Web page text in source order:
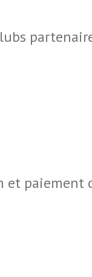
et paiement